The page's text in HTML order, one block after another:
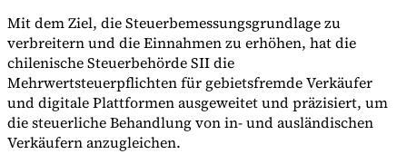
Expert Tax Series
Indirekte Steuern im elektronischen GeschäftsverkehrVAT in der
GolfregionAufbau eines Kontrollrahmens für indirekte
SteuernKohlenstoffsteuern und Umweltabgaben
Mit dem Ziel, die Steuerbemessungsgrundlage zu
verbreitern und die Einnahmen zu erhöhen, hat die
chilenische Steuerbehörde SII die
Mehrwertsteuerpflichten für gebietsfremde Verkäufer
und digitale Plattformen ausgeweitet und präzisiert, um
die steuerliche Behandlung von in- und ausländischen
Verkäufern anzugleichen.